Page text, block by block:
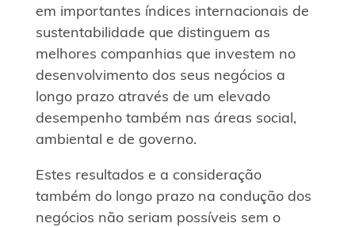
em importantes índices internacionais de
sustentabilidade que distinguem as
melhores companhias que investem no
desenvolvimento dos seus negócios a
longo prazo através de um elevado
desempenho também nas áreas social,
ambiental e de governo.
Estes resultados e a consideração
também do longo prazo na condução dos
negócios não seriam possíveis sem o